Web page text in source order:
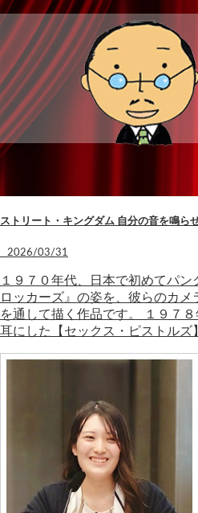
ストリート・キングダム 自分の音を鳴らせ
2026/03/31
１９７０年代、日本で初めてパ
ロッカーズ』の姿を、彼らのカメ
を通して描く作品です。 １９７
耳にした【セックス・ピストル